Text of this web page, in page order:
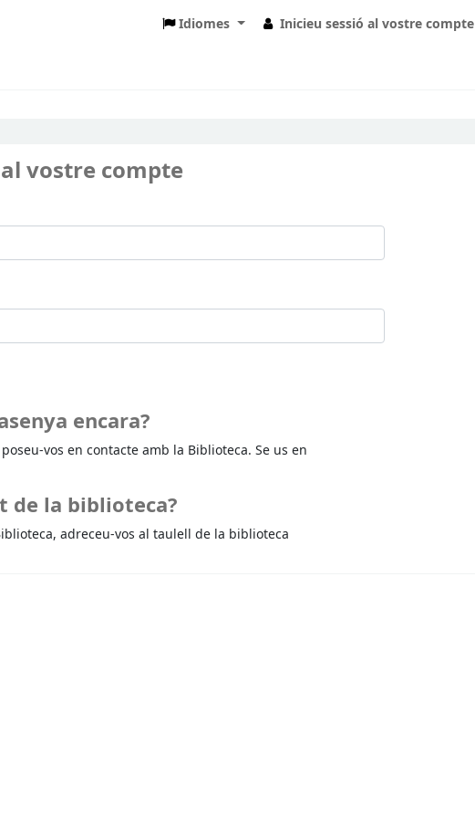
Idiomes Inicieu sessió al vostre compte
vostre compte
encara?
vos en contacte amb la Biblioteca. Se us en
de la biblioteca?
adreceu-vos al taulell de la biblioteca